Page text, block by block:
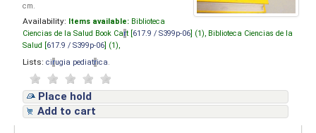
cm.
Availability: Items available: Biblioteca
Ciencias de la Salud Book Cart [ 617.9 / S399p-06 ] (1), Biblioteca Ciencias de la
Salud [ 617.9 / S399p-06 ] (1),
Lists: cirugia pediatrica
Place hold
Add to cart